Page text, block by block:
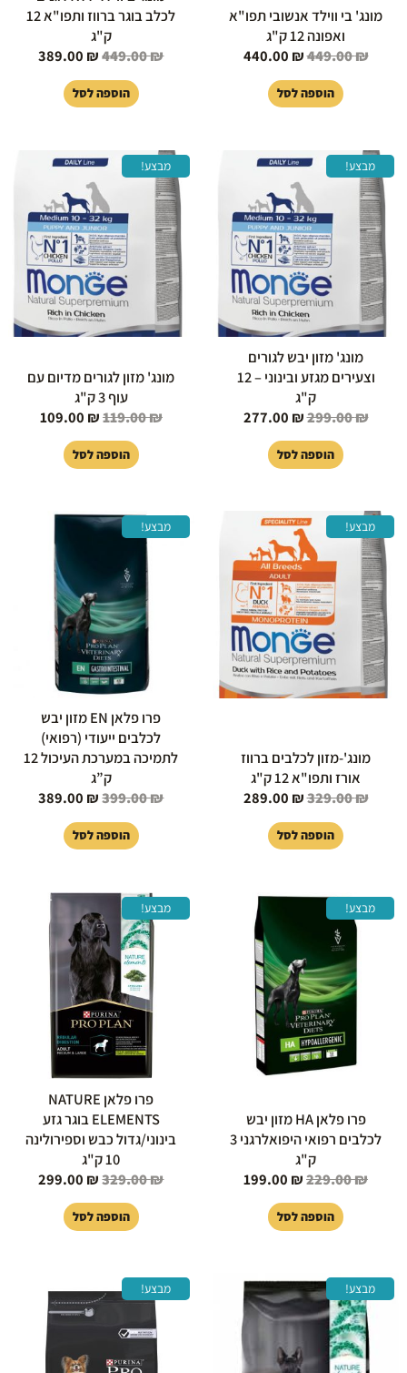
מונג' בי ווילד אנשובי תפו"א
ואפונה 12 ק"ג
449.00₪
440.00 ₪
הוספה לסל
לכלב בוגר ברווז ותפו"א 12
ק"ג
449.00₪
389.00 ₪
הוספה לסל
מבצע!
מונג' מזון יבש לגורים
וצעירים מגזע ובינוני – 12
ק"ג
299.00₪
המחיר
המקורי
היה:
299.00 ₪.
277.00 ₪
277.00 ₪.
הוספה לסל
מבצע!
מונג' מזון לגורים מדיום עם
עוף 3 ק"ג
119.00₪
המחיר
המקורי
היה:
119.00 ₪.
109.00 ₪
₪.
הוספה לסל
מבצע!
מונג'-מזון לכלבים ברווז
אורז ותפו"א 12 ק"ג
329.00₪
המחיר
המקורי
היה:
329.00 ₪.
289.00 ₪
הוא:
289.00 ₪.
הוספה לסל
מבצע!
פרו פלאן EN מזון יבש
לכלבים ייעודי (רפואי)
לתמיכה במערכת העיכול 12
ק”ג
399.00₪
המחיר
399.00 ₪.
389.00 ₪
הוספה לסל
מבצע!
פרו פלאן HA מזון יבש
לכלבים רפואי היפואלרגני 3
ק"ג
229.00₪
המחיר
המקורי
229.00 ₪.
199.00 ₪
הוספה לסל
מבצע!
פרו פלאן NATURE
ELEMENTS בוגר גזע
בינוני/גדול כבש וספירולינה
10 ק"ג
329.00₪
המחיר
המקורי
היה:
329.00 ₪.
299.00 ₪
הוספה לסל
מבצע!
המחיר
המקורי
היה:
המחיר
הנוכחי
הוא:
210.00 ₪.
מבצע!
המקורי
היה: